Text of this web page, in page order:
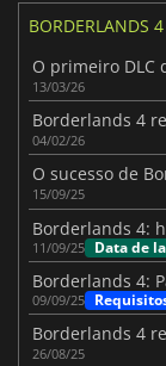
BORDERLANDS
13/03/26
04/02/26
15/09/25
11/09/25 Data de
09/09/25
26/08/25